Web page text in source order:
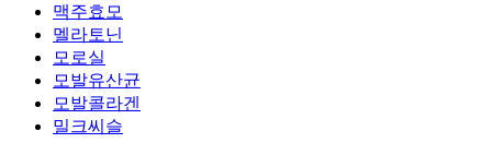
맥주효모
멜라토닌
모로실
모발유산균
모발콜라겐
밀크씨슬